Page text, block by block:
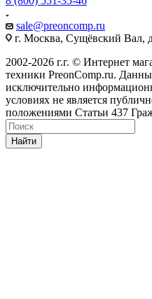
sale@preoncomp.ru
г. Москва, Сущёвский Вал,
2002-2026 г.г. © Интернет
техники PreonComp.ru.
исключительно
условиях не является
положениями Статьи 437
Найти